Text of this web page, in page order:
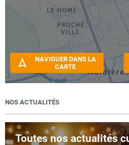
NAVIGUER DANS LA
CARTE
NOS ACTUALITÉS
Toutes nos actualités